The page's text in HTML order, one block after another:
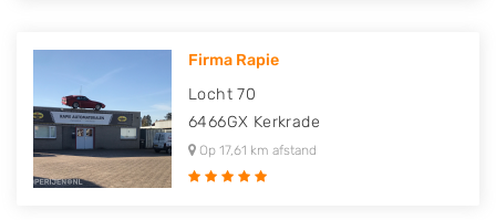
Firma Rapie
Locht 70
6466GX Kerkrade
Op 17,61 km afstand